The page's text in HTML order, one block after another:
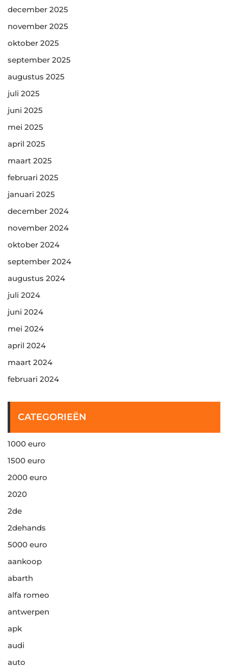
december 2025
november 2025
oktober 2025
september 2025
augustus 2025
juli 2025
juni 2025
mei 2025
april 2025
maart 2025
februari 2025
januari 2025
december 2024
november 2024
oktober 2024
september 2024
augustus 2024
juli 2024
juni 2024
mei 2024
april 2024
maart 2024
februari 2024
CATEGORIEËN
1000 euro
1500 euro
2000 euro
2020
2de
2dehands
5000 euro
aankoop
abarth
alfa romeo
antwerpen
apk
audi
auto